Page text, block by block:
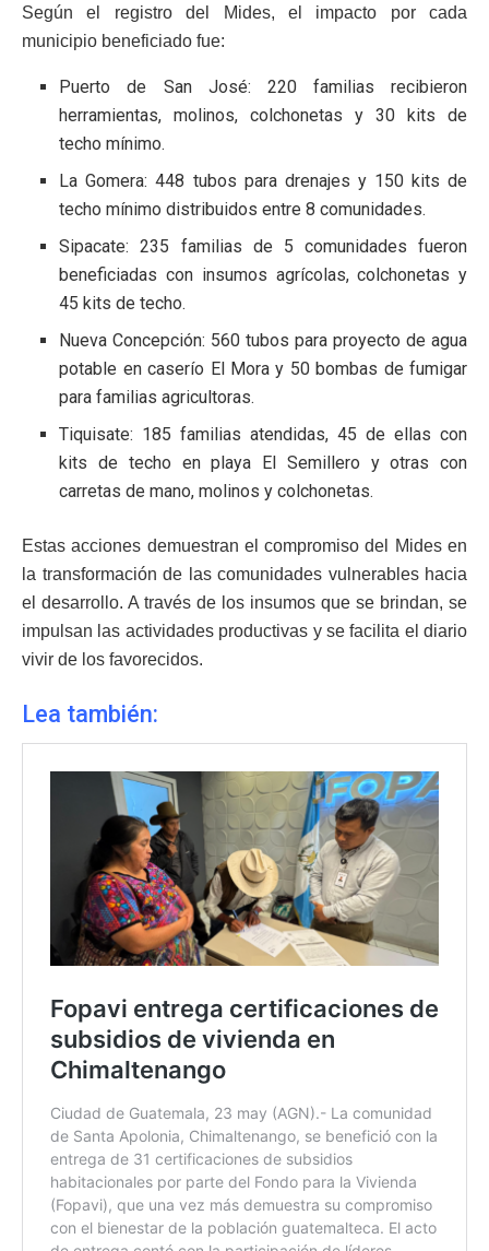
Según el registro del Mides, el impacto por cada
municipio beneficiado fue:
Puerto de San José: 220 familias recibieron
herramientas, molinos, colchonetas y 30 kits de
techo mínimo.
La Gomera: 448 tubos para drenajes y 150 kits de
techo mínimo distribuidos entre 8 comunidades.
Sipacate: 235 familias de 5 comunidades fueron
beneficiadas con insumos agrícolas, colchonetas y
45 kits de techo.
Nueva Concepción: 560 tubos para proyecto de agua
potable en caserío El Mora y 50 bombas de fumigar
para familias agricultoras.
Tiquisate: 185 familias atendidas, 45 de ellas con
kits de techo en playa El Semillero y otras con
carretas de mano, molinos y colchonetas.
Estas acciones demuestran el compromiso del Mides en
la transformación de las comunidades vulnerables hacia
el desarrollo. A través de los insumos que se brindan, se
impulsan las actividades productivas y se facilita el diario
vivir de los favorecidos.
Lea también: